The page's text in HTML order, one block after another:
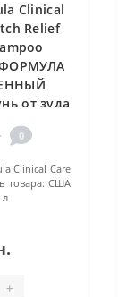
Clinical
Relief
от зуда
с
и
0.473 л
0
Clinical Care
товара: США
л
+